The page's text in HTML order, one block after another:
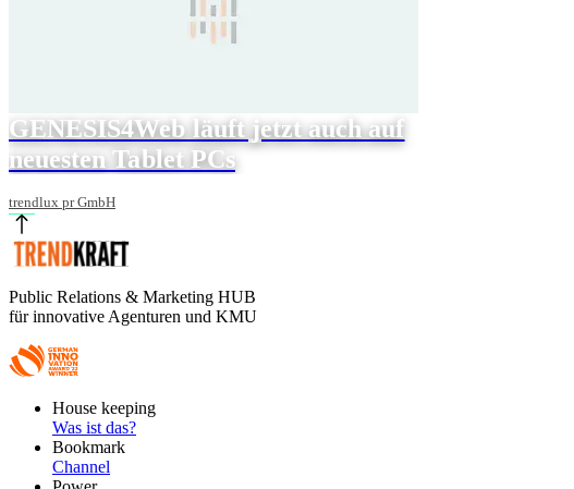
GENESIS4Web läuft jetzt auch auf
neuesten Tablet PCs
trendlux pr GmbH
Public Relations & Marketing HUB
für innovative Agenturen und KMU
FooterHouse keeping
Was ist das?
Bookmark
Channel